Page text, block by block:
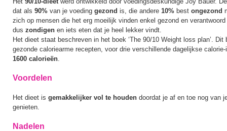
dat als 90% van je voeding gezond is, die andere 10% best ongezond
zich op mensen die het erg moeilijk vinden enkel gezond en
dus zondigen en iets eten dat je heel lekker vindt.
Het dieet staat beschreven in het boek ‘The 90/10 Weight loss plan’.
gezonde caloriearme recepten, voor drie verschillende dagelijkse
1600 calorieën.
Voordelen
Het dieet is gemakkelijker vol te houden doordat je af en toe nog van
genieten.
Nadelen